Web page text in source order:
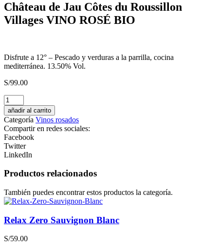
Château de Jau Côtes du Roussillon
Villages VINO ROSÉ BIO
Disfrute a 12° – Pescado y verduras a la parrilla, cocina
mediterránea. 13.50% Vol.
S/99.00
CONCIERE
GIN
Destilado
Americano
cantidad
añadir al carrito
Categoría Vinos rosados
Compartir en redes sociales:
Facebook
Twitter
LinkedIn
Productos relacionados
También puedes encontrar estos productos la categoría.
Relax Zero Sauvignon Blanc
S/59.00